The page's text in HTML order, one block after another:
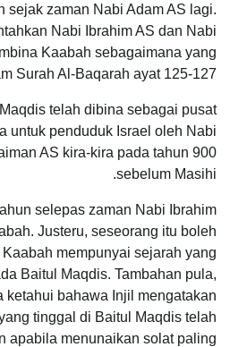
sejak zaman Nabi Adam AS lagi.
Nabi Ibrahim AS dan Nabi
Kaabah sebagaimana yang
Surah Al-Baqarah ayat 125-127.
telah dibina sebagai pusat
untuk penduduk Israel oleh Nabi
AS kira-kira pada tahun 900
sebelum Masihi.
selepas zaman Nabi Ibrahim
Justeru, seseorang itu boleh
mempunyai sejarah yang
Baitul Maqdis. Tambahan pula,
ketahui bahawa Injil mengatakan
tinggal di Baitul Maqdis telah
apabila menunaikan solat paling